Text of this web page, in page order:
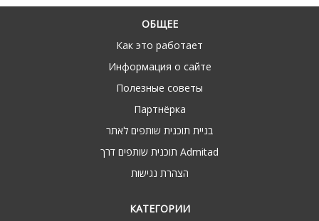
ОБЩЕЕ
Как это работает
Информация о сайте
Полезные советы
Партнёрка
בניית תוכנית שותפים לאתר
תוכנית שותפים דרך Admitad
הצהרת נגישות
КАТЕГОРИИ